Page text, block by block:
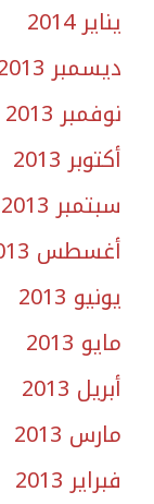
يناير 2014
ديسمبر 2013
نوفمبر 2013
أكتوبر 2013
سبتمبر 2013
أغسطس 2013
يونيو 2013
مايو 2013
أبريل 2013
مارس 2013
فبراير 2013